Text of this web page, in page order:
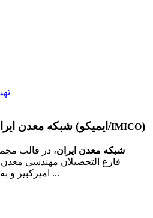
شبکه معدن ایران (ایمیکو/IMICO)
شبکه معدن ایران، در قالب
فارغ­ التحصیلان مهندسی
امیرکبیر و به منظور برقراری ارتباط موثر ...